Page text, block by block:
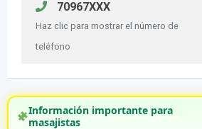
70967XXX
Haz clic para mostrar el número de
teléfono
Información importante para
masajistas